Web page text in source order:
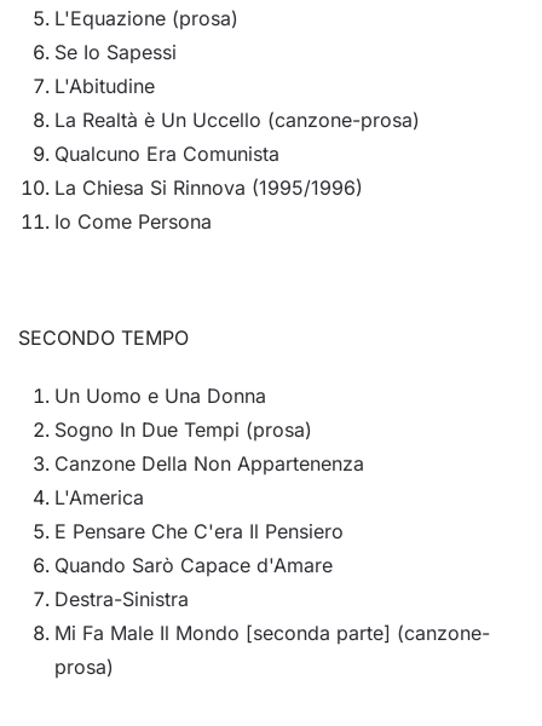
L'Equazione (prosa)
Se Io Sapessi
L'Abitudine
La Realtà è Un Uccello (canzone-prosa)
Qualcuno Era Comunista
La Chiesa Si Rinnova (1995/1996)
Io Come Persona
SECONDO TEMPO
Un Uomo e Una Donna
Sogno In Due Tempi (prosa)
Canzone Della Non Appartenenza
L'America
E Pensare Che C'era Il Pensiero
Quando Sarò Capace d'Amare
Destra-Sinistra
Mi Fa Male Il Mondo [seconda parte] (canzone-
prosa)